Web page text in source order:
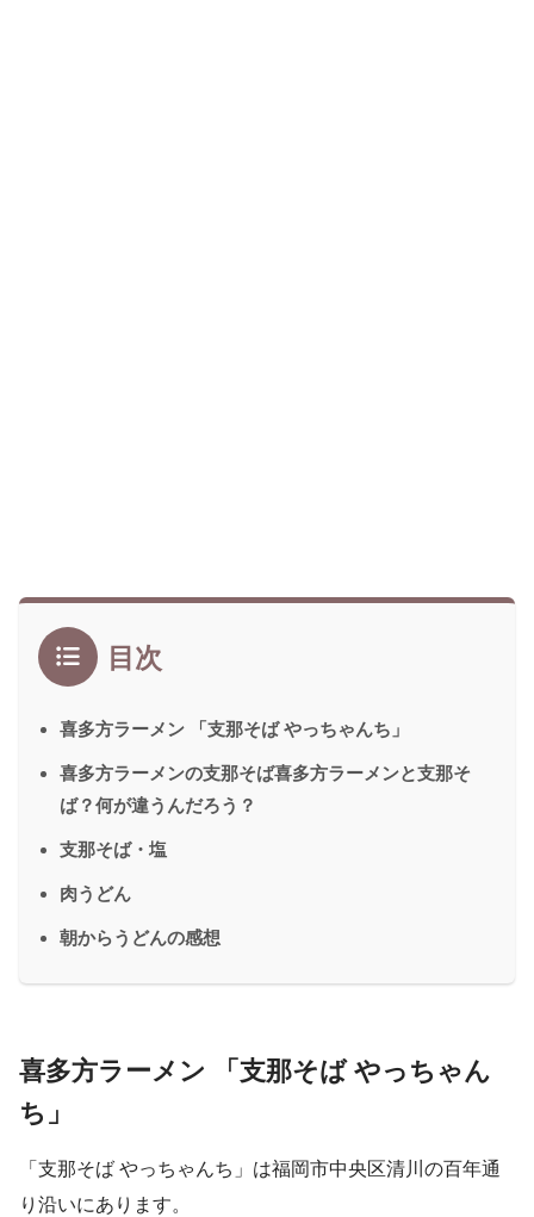
目次
喜多方ラーメン 「支那そば やっちゃんち」
喜多方ラーメンの支那そば喜多方ラーメンと支那そ
ば？何が違うんだろう？
支那そば・塩
肉うどん
朝からうどんの感想
喜多方ラーメン 「支那そば やっちゃん
ち」
「支那そば やっちゃんち」は福岡市中央区清川の百年通
り沿いにあります。